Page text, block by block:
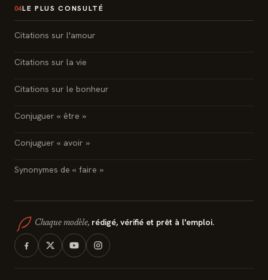
04LE PLUS CONSULTÉ
Citations sur l'amour
Citations sur la vie
Citations sur le bonheur
Conjuguer « être »
Conjuguer « avoir »
Synonymes de « faire »
Chaque modèle, rédigé, vérifié et prêt à l'emploi.